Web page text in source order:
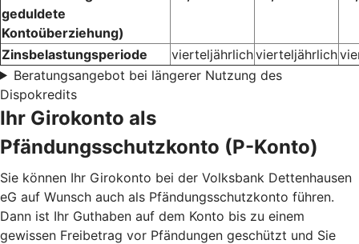
geduldete
Kontoüberziehung)
Zinsbelastungsperiode vierteljährlichvierteljährlich
Beratungsangebot bei längerer Nutzung des
Dispokredits
Ihr Girokonto als
Pfändungsschutzkonto (P-Konto)
Sie können Ihr Girokonto bei der Volksbank Dettenhausen
eG auf Wunsch auch als Pfändungsschutzkonto führen.
Dann ist Ihr Guthaben auf dem Konto bis zu einem
gewissen Freibetrag vor Pfändungen geschützt und Sie